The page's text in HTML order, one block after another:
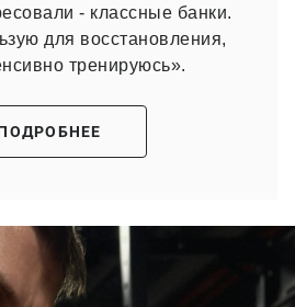
- классные банки.
для восстановления,
тренируюсь».